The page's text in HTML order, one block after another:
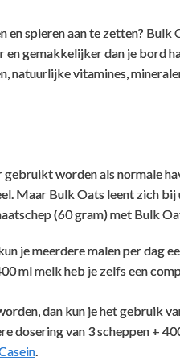
spieren aan te zetten? Bulk
en gemakkelijker dan je bord
natuurlijke vitamines,
gebruikt worden als normale
Maar Bulk Oats leent zich
(60 gram) met Bulk
je meerdere malen per dag
ml melk heb je zelfs een
dan kun je het gebruik
dosering van 3 scheppen +
.
2024
Erg
Seb
Bulk Oats. Is het product
op de website en
Bulk Oats raw of
van de bio oats ?
kopen
t/m eind juli 2016. We
pas verzonden als de
een deel van de zakken met
en grootte